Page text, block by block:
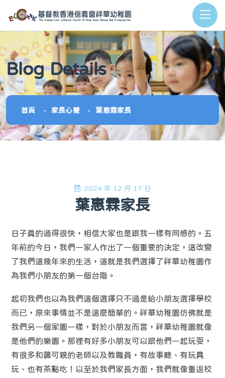
Blog Details
首頁 家長心聲 葉惠霖家長
2024 年 12 月 17 日
葉惠霖家長
日子真的過得很快，相信大家也是跟我一樣有同感的。五
年前的今日，我們一家人作出了一個重要的決定，這改變
了我們這幾年來的生活，這就是我們選擇了祥華幼稚園作
為我們小朋友的第一個台階。
起初我們也以為我們這個選擇只不過是給小朋友選擇學校
而已，原來事情並不是這麼簡單的。祥華幼稚園仿佛就是
我們另一個家園一樣，對於小朋友而言，祥華幼稚園就像
是他們的樂園。那裡有好多小朋友可以跟他們一起玩耍，
有很多和藹可親的老師以及教職員，有故事聽、有玩具
玩、也有茶點吃！以至於我們家長方面，我們就像重返校